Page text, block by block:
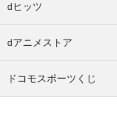
dヒッツ
dアニメストア
ドコモスポーツくじ